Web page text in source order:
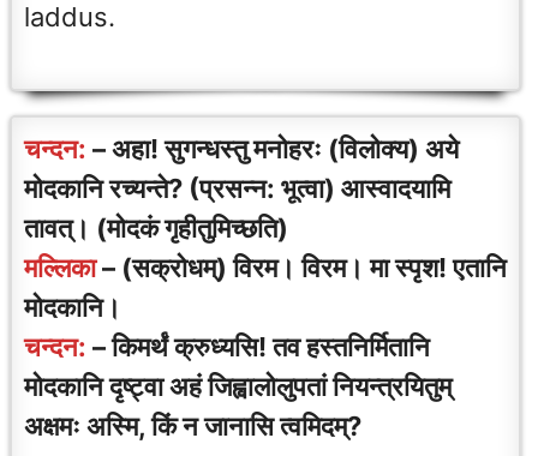
laddus.
चन्दन: – अहा! सुगन्धस्तु मनोहरः (विलोक्य) अये
मोदकानि रच्यन्ते? (प्रसन्न: भूत्वा) आस्वादयामि
तावत्। (मोदकं गृहीतुमिच्छति)
मल्लिका– (सक्रोधम्) विरम। विरम। मा स्पृश! एतानि
मोदकानि।
चन्दन: – किमर्थं क्रुध्यसि! तव हस्तनिर्मितानि
मोदकानि दृष्ट्वा अहं जिह्वालोलुपतां नियन्त्रयितुम्
अक्षमः अस्मि, किं न जानासि त्वमिदम्?